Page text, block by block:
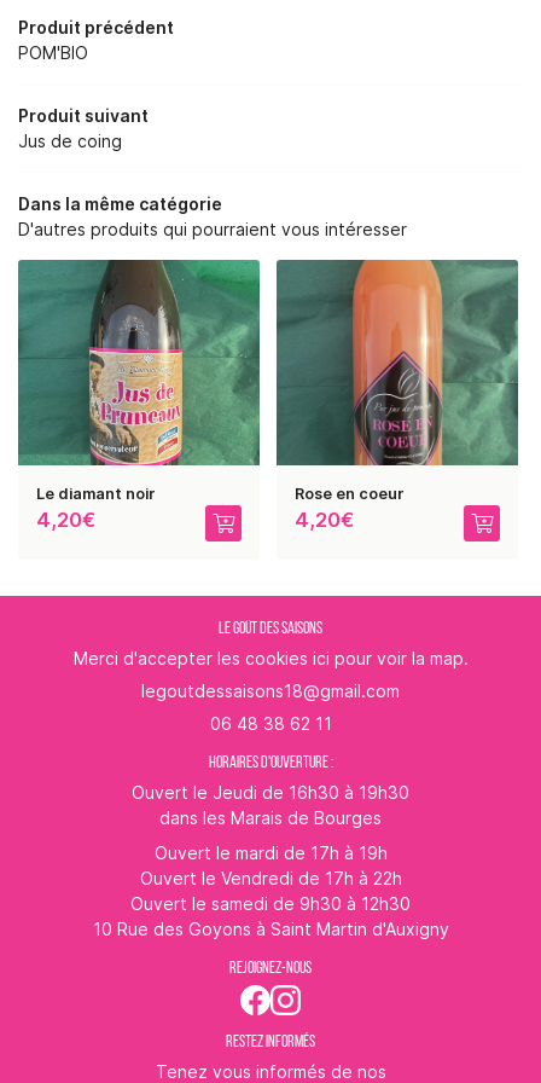
ET DE ST MARTIN
SERVICES
PHOTOS
CONTACT
RESTEZ
INSCRIPTION
Produit précédent
POM'BIO
Produit suivant
Jus de coing
Dans la même catégorie
D'autres produits qui pourraient vous intéresser
Le diamant noir
4,20€
Rose en coeur
4,20€
LE GOÛT DES SAISONS
Merci d'accepter les cookies ici pour voir la map.
06 48 38 62 11
HORAIRES D'OUVERTURE :
Ouvert le Jeudi de 16h30 à 19h30
dans les Marais de Bourges
Ouvert le mardi de 17h à 19h
Ouvert le Vendredi de 17h à 22h
Ouvert le samedi de 9h30 à 12h30
10 Rue des Goyons à Saint Martin d'Auxigny
REJOIGNEZ-NOUS
RESTEZ INFORMÉS
Tenez vous informés de nos